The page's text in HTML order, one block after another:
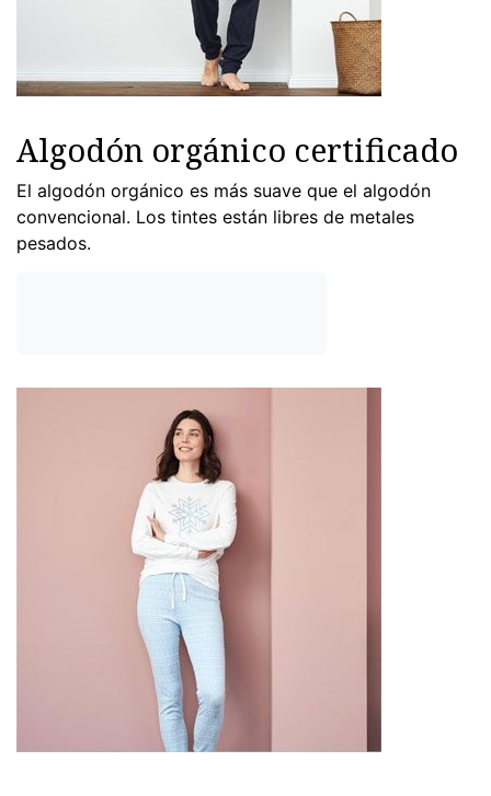
Algodón orgánico certificado
El algodón orgánico es más suave que el algodón
convencional. Los tintes están libres de metales
pesados.